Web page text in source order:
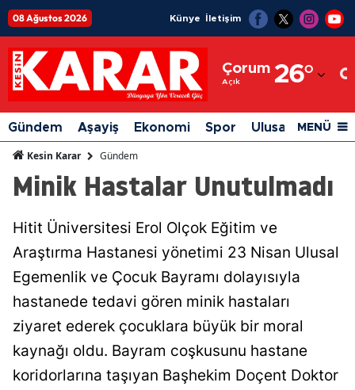
08 Ağustos 2026 Künye İletişim
Çorum
Açık 26°
Adıyaman
Afyonkarahisar
Ağrı
Amasya
Antalya
Artvin
Aydın
Bilecik
Gündem Aşayiş Ekonomi Spor Ulusal Siyaset
MENÜ
Kesin Karar Gündem
Minik Hastalar Unutulmadı
Hitit Üniversitesi Erol Olçok Eğitim ve
Araştırma Hastanesi yönetimi 23 Nisan Ulusal
Egemenlik ve Çocuk Bayramı dolayısıyla
hastanede tedavi gören minik hastaları
ziyaret ederek çocuklara büyük bir moral
kaynağı oldu. Bayram coşkusunu hastane
koridorlarına taşıyan Başhekim Doçent Doktor